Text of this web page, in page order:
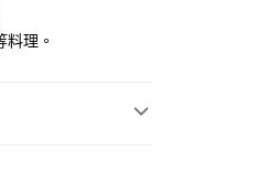
理。